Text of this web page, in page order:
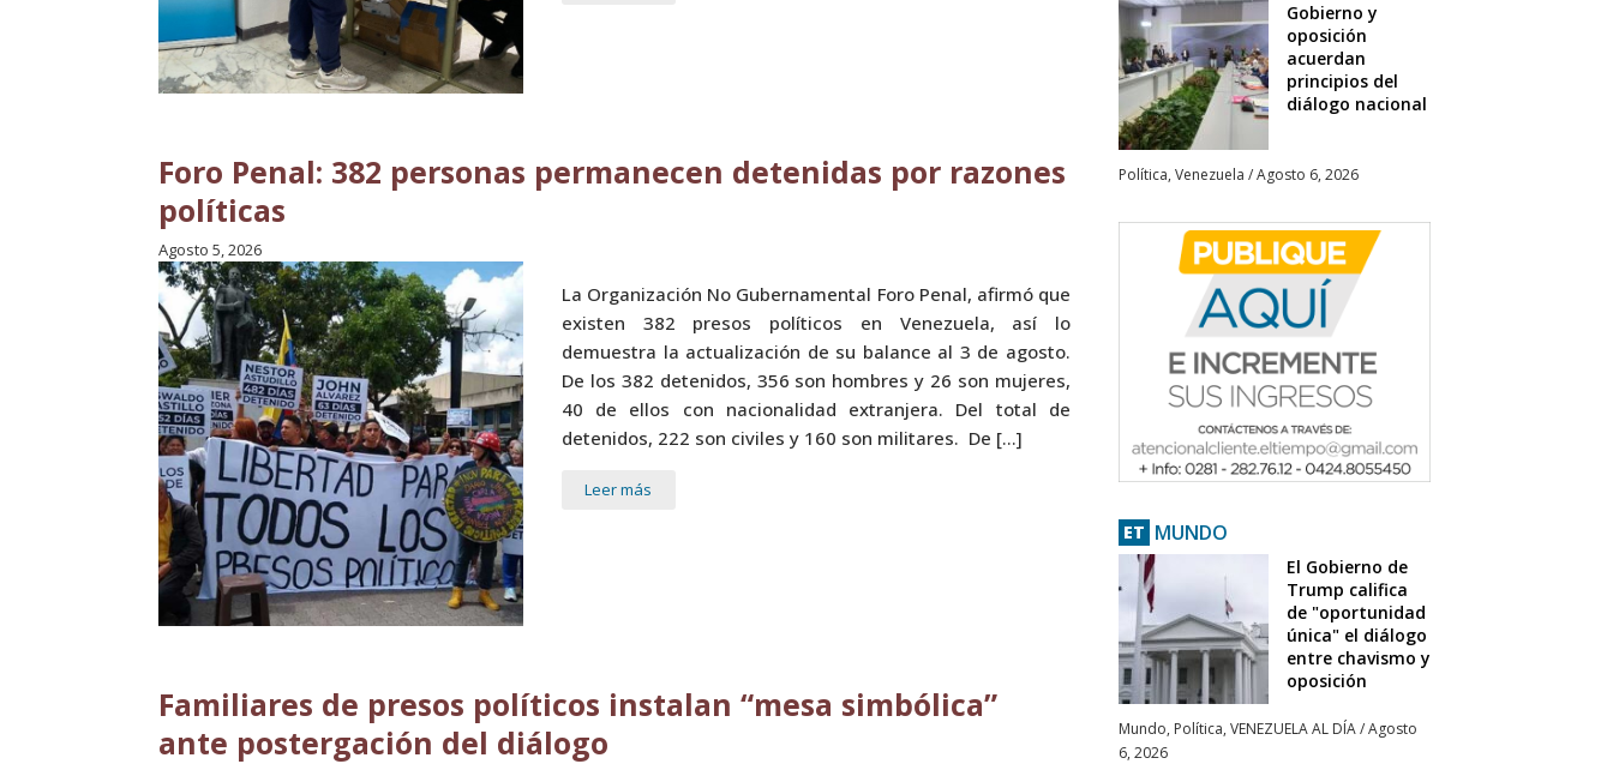
Foro Penal: 382 personas permanecen detenidas por razones
políticas
Agosto 5, 2026
La Organización No Gubernamental Foro Penal, afirmó que
existen 382 presos políticos en Venezuela, así lo
demuestra la actualización de su balance al 3 de agosto.
De los 382 detenidos, 356 son hombres y 26 son mujeres,
40 de ellos con nacionalidad extranjera. Del total de
detenidos, 222 son civiles y 160 son militares. De […]
Leer más
Familiares de presos políticos instalan “mesa simbólica”
ante postergación del diálogo
Gobierno y
oposición
acuerdan
principios del
diálogo nacional
Política, Venezuela /Agosto 6, 2026
ET MUNDO
El Gobierno de
Trump califica
de "oportunidad
única" el diálogo
entre chavismo y
oposición
Mundo, Política, VENEZUELA AL DÍA/Agosto
6, 2026